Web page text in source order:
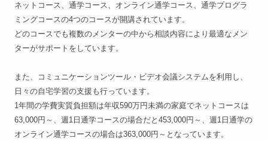
ネットコース、通学コース、オンライン通学コース、通学プログラ
ミングコースの4つのコースが開講されています。
どのコースでも複数のメンターの中から相談内容により最適なメン
ターがサポートをしています。
また、コミュニケーションツール・ビデオ会議システムを利用し、
日々の自宅学習の支援も行っています。
1年間の学費実質負担額は年収590万円未満の家庭でネットコースは
63,000円～、週1日通学コースの場合だと453,000円～、週1日通学の
オンライン通学コースの場合は363,000円～となっています。